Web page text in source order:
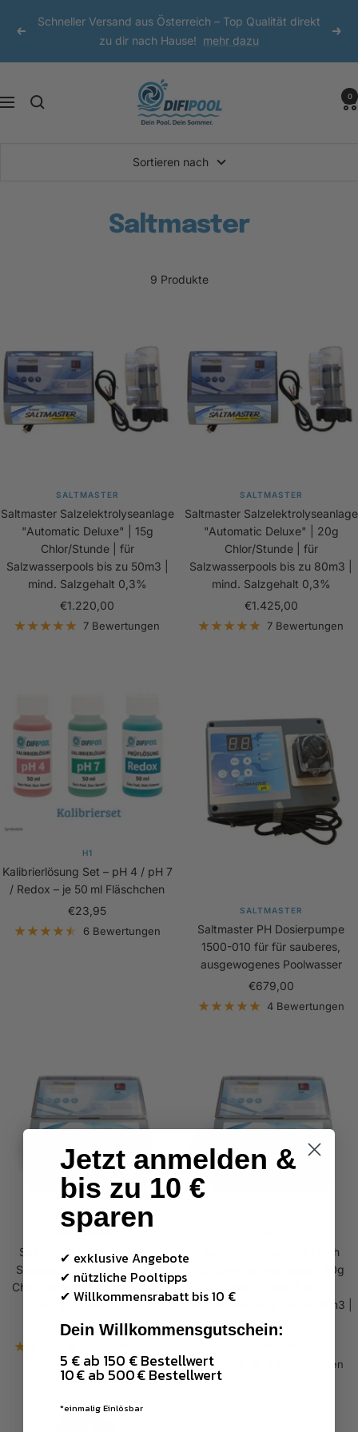
zum
Zurück
Schneller Versand aus Österreich – Top Qualität direkt
zu dir nach Hause! mehr dazu
Navigation
0
Sortieren nach
Saltmaster
9 Produkte
SALTMASTER
Saltmaster Salzelektrolyseanlage
"Automatic Deluxe" | 15g
Chlor/Stunde | für
Salzwasserpools bis zu 50m3 |
mind. Salzgehalt 0,3%
Angebotspreis
€1.220,00
7 Bewertungen
SALTMASTER
Saltmaster Salzelektrolyseanlage
"Automatic Deluxe" | 20g
Chlor/Stunde | für
Salzwasserpools bis zu 80m3 |
mind. Salzgehalt 0,3%
Angebotspreis
€1.425,00
7 Bewertungen
H1
Kalibrierlösung Set – pH 4 / pH 7
/ Redox – je 50 ml Fläschchen
Angebotspreis
€23,95
6 Bewertungen
SALTMASTER
Saltmaster PH Dosierpumpe
1500-010 für für sauberes,
ausgewogenes Poolwasser
Angebotspreis
€679,00
4 Bewertungen
SALTMASTER
Saltmaster Auqaline Fresh
Salzelektrolyseanlage | 15g
Chlor/Stunde | bis zu 50m3 |
max. Salzgehalt 0,2%
Angebotspreis
€1.329,00
Saltmaster Auqaline Fresh
Salzelektrolyseanlage | 20g
Salzwasserpools bis zu 80m3 |
max. Salzgehalt 0,2%
7 Bewertungen
Jetzt anmelden &
bis zu 10 €
sparen
✔ exklusive Angebote
✔ nützliche Pooltipps
✔ Willkommensrabatt bis 10 €
Dein Willkommensgutschein:
5 € ab 150 € Bestellwert
10 € ab 500 € Bestellwert
*einmalig Einlösbar